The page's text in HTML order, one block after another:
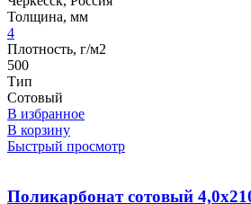
Толщина, мм
4
Плотность, г/м2
500
Тип
Сотовый
В избранное
В корзину
Быстрый просмотр
Поликарбонат сотовый